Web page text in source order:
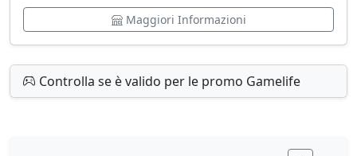
Maggiori Informazioni
Controlla se è valido per le promo Gamelife